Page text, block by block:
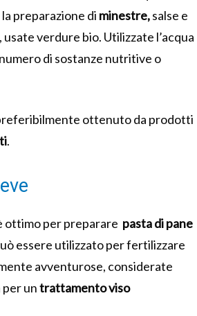
preparazione di minestre,salse e
usate verdure bio. Utilizzate l’acqua
di sostanze nutritive o
ottenuto da prodotti
.
ottimo per preparare pasta di pane
essere utilizzato per fertilizzare
avventurose, considerate
per untrattamento viso